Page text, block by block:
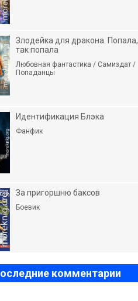
Злодейка для дракона. Попала,
так попала
Любовная фантастика / Самиздат /
Попаданцы
Идентификация Блэка
Фанфик
За пригоршню баксов
Боевик
комментарии